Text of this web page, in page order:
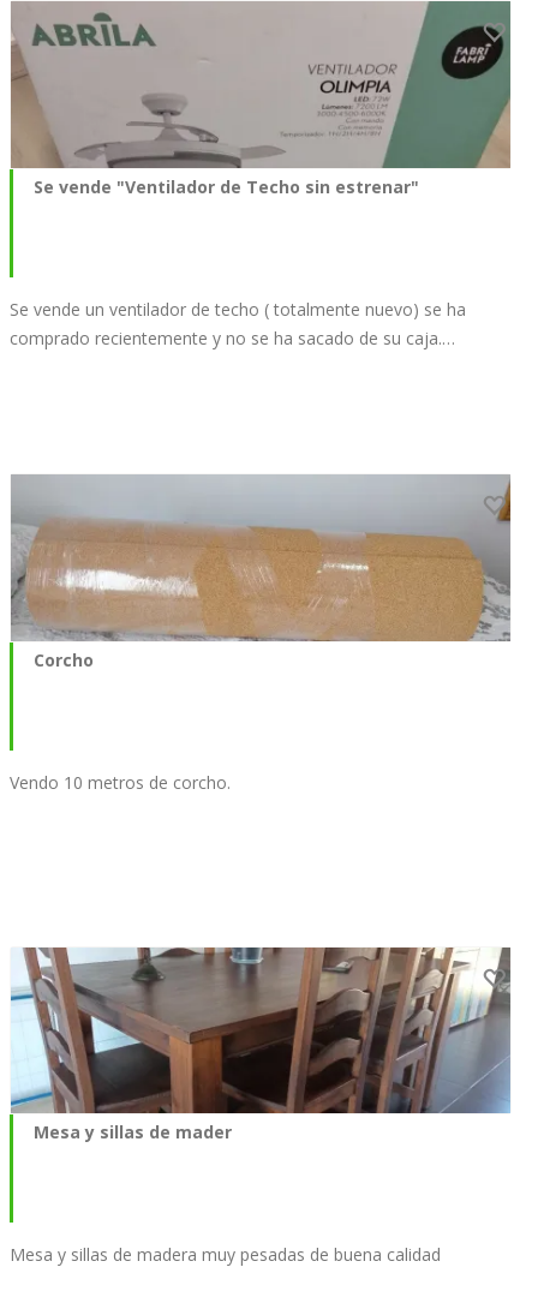
Se vende "Ventilador de Techo sin estrenar"
Se vende un ventilador de techo ( totalmente nuevo) se ha
comprado recientemente y no se ha sacado de su caja.…
Corcho
Vendo 10 metros de corcho.
Mesa y sillas de mader
Mesa y sillas de madera muy pesadas de buena calidad